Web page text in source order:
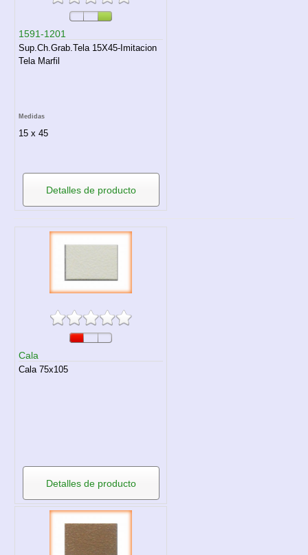
1591-1201
Sup.Ch.Grab.Tela 15X45-Imitacion
Tela Marfil
Medidas
15 x 45
Detalles de producto
Cala
Cala 75x105
Detalles de producto